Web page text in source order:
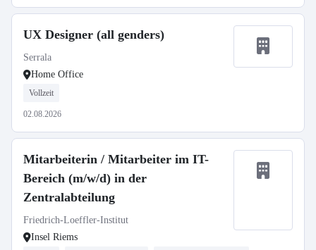
UX Designer (all genders)
Serrala
Home Office
Vollzeit
02.08.2026
Mitarbeiterin / Mitarbeiter im IT-
Bereich (m/w/d) in der
Zentralabteilung
Friedrich-Loeffler-Institut
Insel Riems